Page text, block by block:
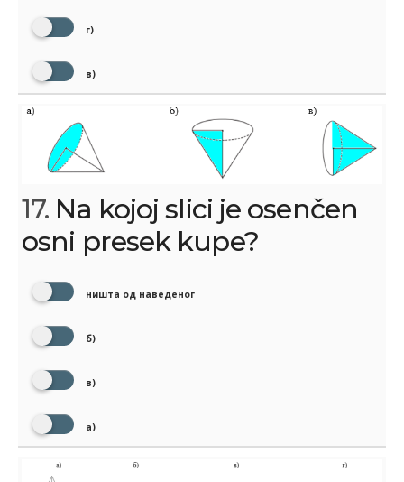
г)
в)
17. Na kojoj slici je osenčen
osni presek kupe?
ништа од наведеног
б)
в)
а)